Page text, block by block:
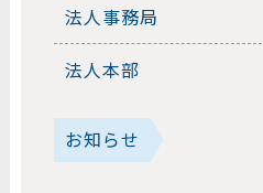
法人事務局
法人本部
お知らせ